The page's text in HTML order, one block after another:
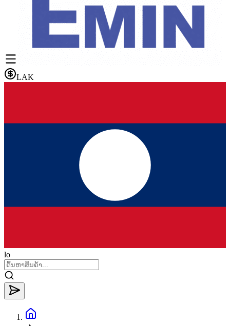
LAK
lo